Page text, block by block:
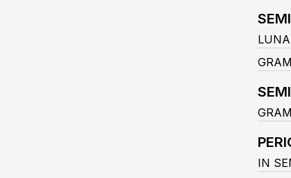
IN